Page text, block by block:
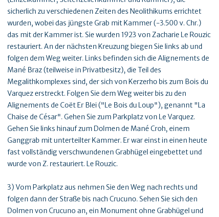
sicherlich zu verschiedenen Zeiten des Neolithikums errichtet
wurden, wobei das jüngste Grab mit Kammer (-3.500 v. Chr.)
das mit der Kammer ist. Sie wurden 1923 von Zacharie Le Rouzic
restauriert. An der nächsten Kreuzung biegen Sie links ab und
folgen dem Weg weiter. Links befinden sich die Alignements de
Mané Braz (teilweise in Privatbesitz), die Teil des
Megalithkomplexes sind, der sich von Kerzerho bis zum Bois du
Varquez erstreckt. Folgen Sie dem Weg weiter bis zu den
Alignements de Coët Er Blei ("Le Bois du Loup"), genannt "La
Chaise de César". Gehen Sie zum Parkplatz von Le Varquez.
Gehen Sie links hinauf zum Dolmen de Mané Croh, einem
Ganggrab mit unterteilter Kammer. Er war einst in einen heute
fast vollständig verschwundenen Grabhügel eingebettet und
wurde von Z. restauriert. Le Rouzic.
3) Vom Parkplatz aus nehmen Sie den Weg nach rechts und
folgen dann der Straße bis nach Crucuno. Sehen Sie sich den
Dolmen von Crucuno an, ein Monument ohne Grabhügel und